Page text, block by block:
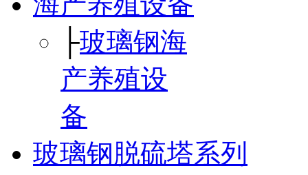
├玻璃钢海
产养殖设
备
玻璃钢脱硫塔系列